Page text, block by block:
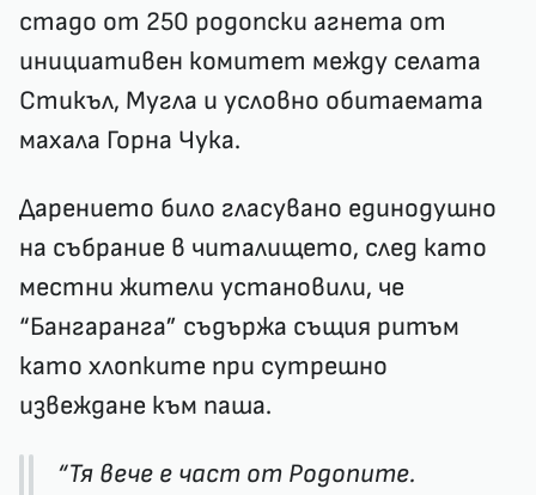
стадо от 250 родопски агнета от
инициативен комитет между селата
Стикъл, Мугла и условно обитаемата
махала Горна Чука.
Дарението било гласувано единодушно
на събрание в читалището, след като
местни жители установили, че
“Бангаранга” съдържа същия ритъм
като хлопките при сутрешно
извеждане към паша.
“Тя вече е част от Родопите.